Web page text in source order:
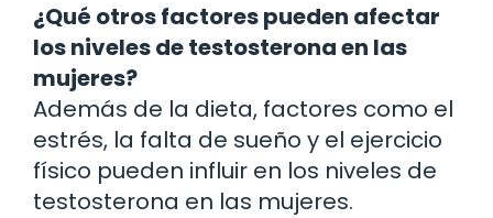
¿Qué otros factores pueden afectar
los niveles de testosterona en las
mujeres?
Además de la dieta, factores como el
estrés, la falta de sueño y el ejercicio
físico pueden influir en los niveles de
testosterona en las mujeres.